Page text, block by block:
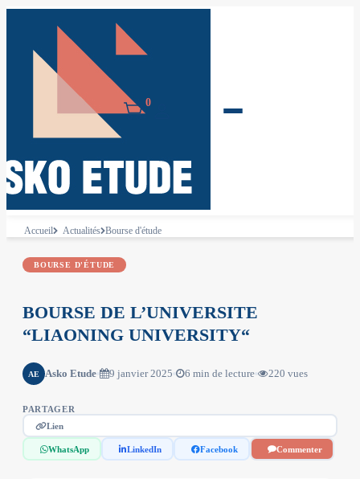
0
Accueil Actualités Bourse d'étude
BOURSE D'ÉTUDE
BOURSE DE L’UNIVERSITE
“LIAONING UNIVERSITY“
AE Asko Etude 9 janvier 2025 6 min de lecture 220 vues
PARTAGER
Lien
WhatsApp LinkedIn Facebook Commenter